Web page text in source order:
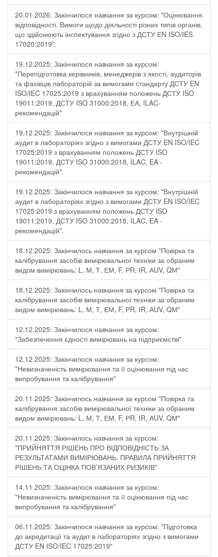
20.01.2026: Закінчилося навчання за курсом: "Оцінювання
відповідності. Вимоги щодо діяльності різних типів органів,
що здійснюють інспектування згідно з ДСТУ ЕN ISO/IES
17020:2019".
19.12.2025: Закінчилося навчання за курсом:
"Перепідготовка керівників, менеджерів з якості, аудиторів
та фахівців лабораторій за вимогами стандарту ДСТУ EN
ISO/IEC 17025:2019 з врахуванням положень ДСТУ ISO
19011:2019, ДСТУ ISO 31000:2018, ЕА, ILAC-
рекомендацій"
19.12.2025: Закінчилося навчання за курсом: "Внутрішній
аудит в лабораторіях згідно з вимогами ДСТУ EN ISO/IEC
17025:2019 з врахуванням положень ДСТУ ISO
19011:2019, ДСТУ ISO 31000:2018, ILAC, EA -
рекомендацій".
19.12.2025: Закінчилося навчання за курсом: "Внутрішній
аудит в лабораторіях згідно з вимогами ДСТУ EN ISO/IEC
17025:2019 з врахуванням положень ДСТУ ISO
19011:2019, ДСТУ ISO 31000:2018, ILAC, EA -
рекомендацій".
18.12.2025: Закінчилось навчання за курсом "Повірка та
калібрування засобів вимірювальної техніки за обраним
видом вимірювань: L, М, Т, ЕМ, F, РR, ІR, АUV, QМ"
18.12.2025: Закінчилось навчання за курсом "Повірка та
калібрування засобів вимірювальної техніки за обраним
видом вимірювань: L, М, Т, ЕМ, F, РR, ІR, АUV, QМ"
12.12.2025: Закінчилося навчання за курсом:
"Забезпечення єдності вимірювань на підприємстві"
12.12.2025: Закінчилося навчання за курсом:
"Невизначеність вимірювання та її оцінювання під час
випробування та калібрування"
20.11.2025: Закінчилось навчання за курсом "Повірка та
калібрування засобів вимірювальної техніки за обраним
видом вимірювань: L, М, Т, ЕМ, F, РR, ІR, АUV, QМ"
20.11.2025: Закінчилось навчання за курсом:
"ПРИЙНЯТТЯ РІШЕНЬ ПРО ВІДПОВІДНІСТЬ ЗА
РЕЗУЛЬТАТАМИ ВИМІРЮВАНЬ. ПРАВИЛА ПРИЙНЯТТЯ
РІШЕНЬ ТА ОЦІНКА ПОВ’ЯЗАНИХ РИЗИКІВ"
14.11.2025: Закінчилося навчання за курсом:
"Невизначеність вимірювання та її оцінювання під час
випробування та калібрування"
06.11.2025: Закінчилося навчання за курсом: "Підготовка
до акредитації та аудит в лабораторіях згідно з вимогами
ДСТУ EN ISO/IEC 17025:2019"